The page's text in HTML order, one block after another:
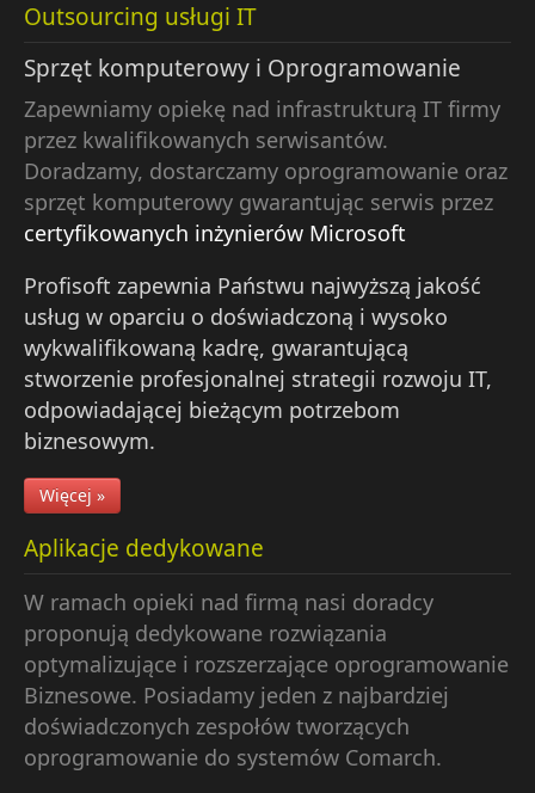
Outsourcing usługi IT
Sprzęt komputerowy i Oprogramowanie
Zapewniamy opiekę nad infrastrukturą IT firmy
przez kwalifikowanych serwisantów.
Doradzamy, dostarczamy oprogramowanie oraz
sprzęt komputerowy gwarantując serwis przez
certyfikowanych inżynierów Microsoft
Profisoft zapewnia Państwu najwyższą jakość
usług w oparciu o doświadczoną i wysoko
wykwalifikowaną kadrę, gwarantującą
stworzenie profesjonalnej strategii rozwoju IT,
odpowiadającej bieżącym potrzebom
biznesowym.
Więcej »
Aplikacje dedykowane
W ramach opieki nad firmą nasi doradcy
proponują dedykowane rozwiązania
optymalizujące i rozszerzające oprogramowanie
Biznesowe. Posiadamy jeden z najbardziej
doświadczonych zespołów tworzących
oprogramowanie do systemów Comarch.